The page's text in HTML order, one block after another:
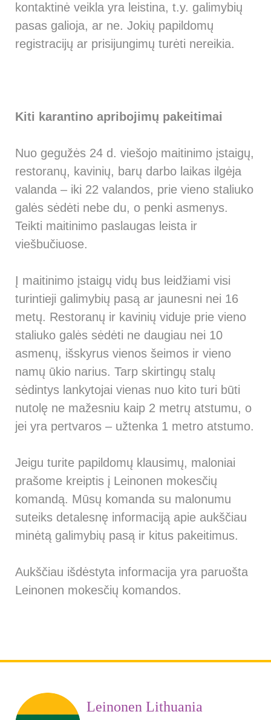
kontaktinė veikla yra leistina, t.y. galimybių
pasas galioja, ar ne. Jokių papildomų
registracijų ar prisijungimų turėti nereikia.
Kiti karantino apribojimų pakeitimai
Nuo gegužės 24 d. viešojo maitinimo įstaigų,
restoranų, kavinių, barų darbo laikas ilgėja
valanda – iki 22 valandos, prie vieno staliuko
galės sėdėti nebe du, o penki asmenys.
Teikti maitinimo paslaugas leista ir
viešbučiuose.
Į maitinimo įstaigų vidų bus leidžiami visi
turintieji galimybių pasą ar jaunesni nei 16
metų. Restoranų ir kavinių viduje prie vieno
staliuko galės sėdėti ne daugiau nei 10
asmenų, išskyrus vienos šeimos ir vieno
namų ūkio narius. Tarp skirtingų stalų
sėdintys lankytojai vienas nuo kito turi būti
nutolę ne mažesniu kaip 2 metrų atstumu, o
jei yra pertvaros – užtenka 1 metro atstumo.
Jeigu turite papildomų klausimų, maloniai
prašome kreiptis į Leinonen mokesčių
komandą. Mūsų komanda su malonumu
suteiks detalesnę informaciją apie aukščiau
minėtą galimybių pasą ir kitus pakeitimus.
Aukščiau išdėstyta informacija yra paruošta
Leinonen mokesčių komandos.
Leinonen Lithuania